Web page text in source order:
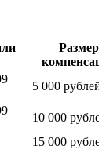
Размер
5 000
10 000
15 000